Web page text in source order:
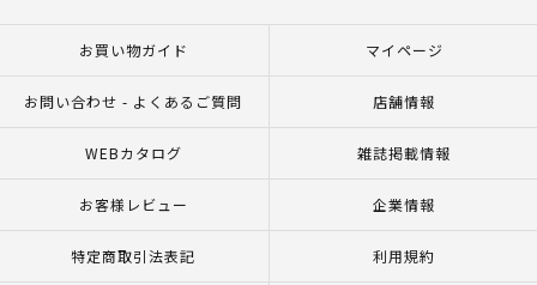
お買い物ガイド マイページ
お問い合わせ - よくあるご質問 店舗情報
WEBカタログ 雑誌掲載情報
お客様レビュー 企業情報
特定商取引法表記 利用規約